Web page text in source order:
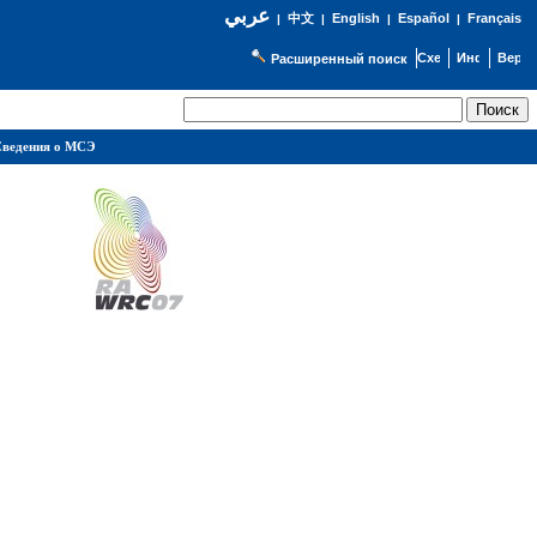
عربي| 中文| English | Español | Français
Расширенный поиск
о МСЭ